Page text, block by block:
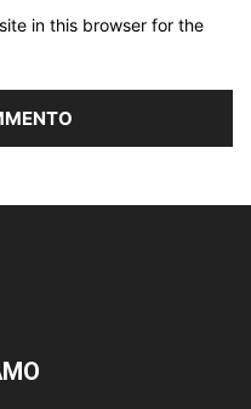
in this browser for the